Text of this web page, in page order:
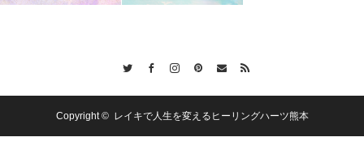
Copyright © レイキで人生を変えるヒーリングハーツ熊本